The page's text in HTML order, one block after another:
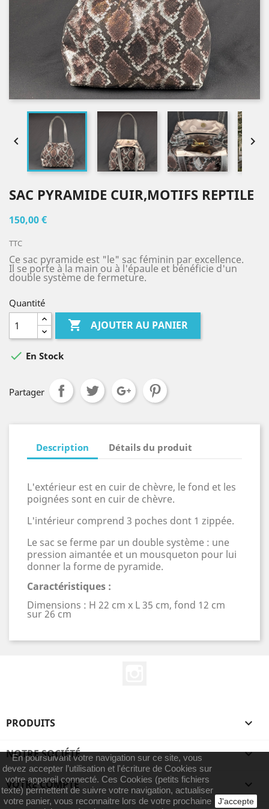
 
SAC PYRAMIDE CUIR,MOTIFS REPTILE
150,00 €
TTC
Ce sac pyramide est "le" sac féminin par excellence.
Il se porte à la main ou à l'épaule et bénéficie d'un
double système de fermeture.
Quantité
 AJOUTER AU PANIER
 En Stock
Partager
Description Détails du produit
L'extérieur est en cuir de chèvre, le fond et les
poignées sont en cuir de chèvre.
L'intérieur comprend 3 poches dont 1 zippée.
Le sac se ferme par un double système : une
pression aimantée et un mousqueton pour lui
donner la forme de pyramide.
Caractéristiques :
Dimensions : H 22 cm x L 35 cm, fond 12 cm
sur 26 cm
PRODUITS 
NOTRE SOCIÉTÉ 
VOTRE COMPTE 
En poursuivant votre navigation sur ce site, vous
devez accepter l’utilisation et l'écriture de Cookies sur
votre appareil connecté. Ces Cookies (petits fichiers
texte) permettent de suivre votre navigation, actualiser
votre panier, vous reconnaitre lors de votre prochaine
J'accepte